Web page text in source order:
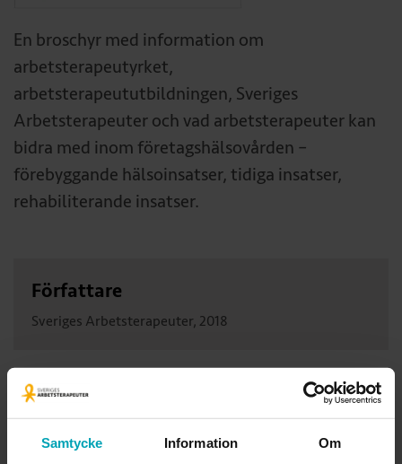
Samtycke Information Om
En broschyr med information om
arbetsterapeutyrket,
arbetsterapeututbildningen, Sveriges
Arbetsterapeuter och vad arbetsterapeuter kan
bidra med inom företagshälsovården –
förebyggande hälsoinsatser, tidiga insatser,
rehabiliterande insatser.
Författare
Sveriges Arbetsterapeuter, 2018